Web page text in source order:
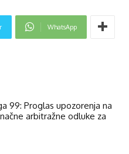
WhatsApp
99: Proglas upozorenja na
arbitražne odluke za